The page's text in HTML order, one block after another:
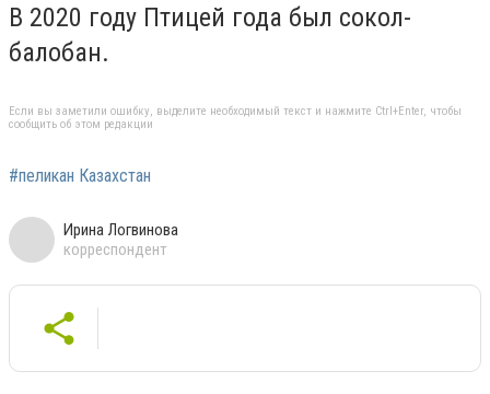
В 2020 году Птицей года был сокол-
балобан.
Если вы заметили ошибку, выделите необходимый текст и нажмите Ctrl+Enter, чтобы
сообщить об этом редакции
#пеликан Казахстан
Ирина Логвинова
корреспондент